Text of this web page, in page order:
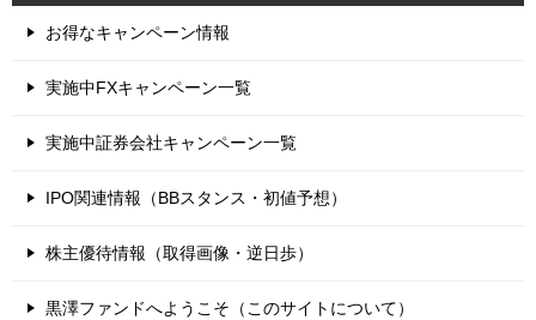
お得なキャンペーン情報
実施中FXキャンペーン一覧
実施中証券会社キャンペーン一覧
IPO関連情報（BBスタンス・初値予想）
株主優待情報（取得画像・逆日歩）
黒澤ファンドへようこそ（このサイトについて）